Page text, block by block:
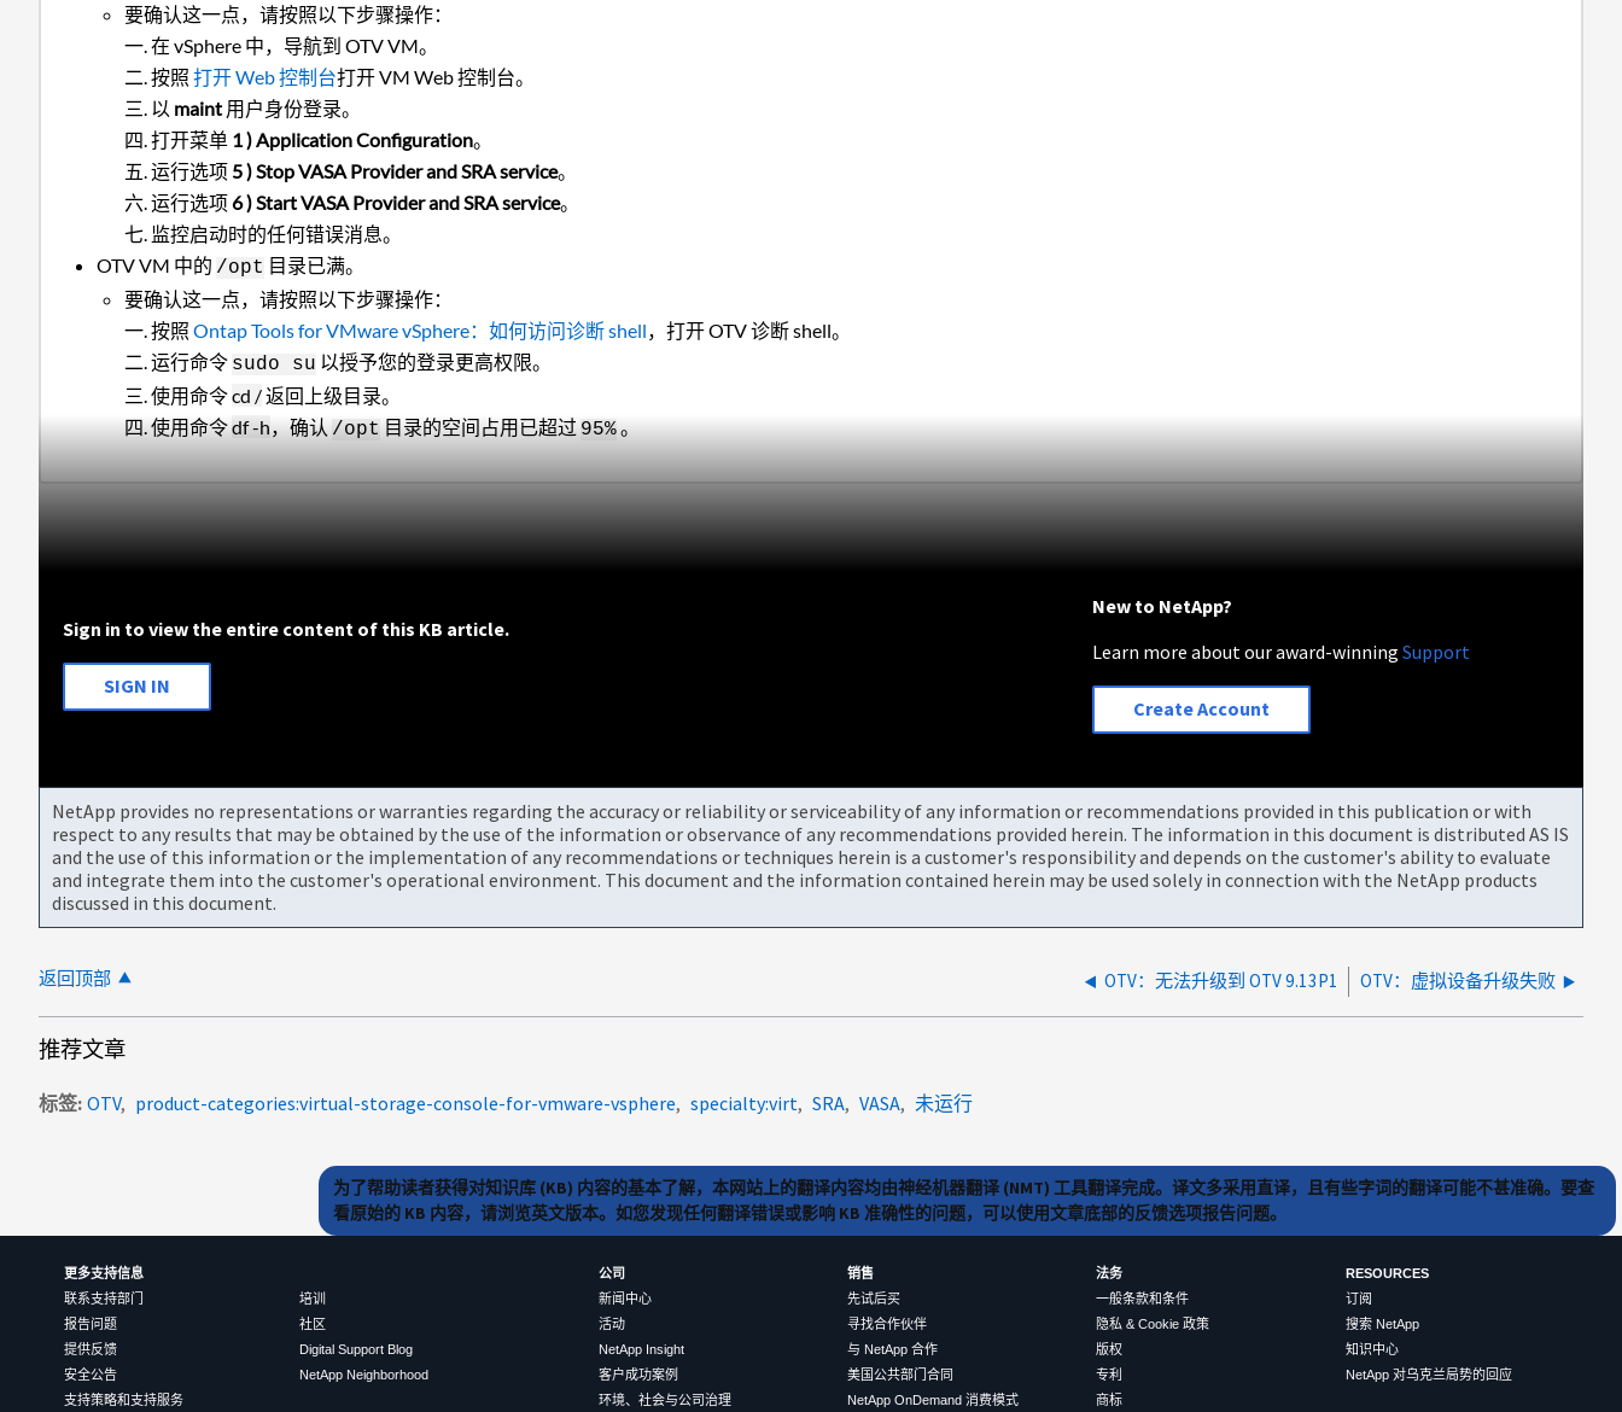
要确认这一点，请按照以下步骤操作：
在 vSphere 中，导航到 OTV VM。
按照打开 Web 控制台打开 VM Web 控制台。
以 maint 用户身份登录。
打开菜单 1 ) Application Configuration。
运行选项 5 ) Stop VASA Provider and SRA service。
运行选项 6 ) Start VASA Provider and SRA service。
监控启动时的任何错误消息。
OTV VM 中的 /opt 目录已满。
要确认这一点，请按照以下步骤操作：
按照Ontap Tools for VMware vSphere：如何访问诊断 shell，打开 OTV 诊断 shell。
运行命令 sudo su 以授予您的登录更高权限。
使用命令cd /返回上级目录。
使用命令df -h，确认/opt 目录的空间占用已超过95%。
Sign in to view the entire content of this KB article.
SIGN IN
New to NetApp?
Learn more about our award-winningSupport
Create Account
NetApp provides no representations or warranties regarding the accuracy or reliability or serviceability of any information or recommendations provided in this publication or with
respect to any results that may be obtained by the use of the information or observance of any recommendations provided herein. The information in this document is distributed AS IS
and the use of this information or the implementation of any recommendations or techniques herein is a customer's responsibility and depends on the customer's ability to evaluate
and integrate them into the customer's operational environment. This document and the information contained herein may be used solely in connection with the NetApp products
discussed in this document.
返回顶部 OTV：无法升级到 OTV 9.13P1 OTV：虚拟设备升级失败
推荐文章
标签 OTV product-categories:virtual-storage-console-for-vmware-vsphere specialty:virt SRA VASA 未运行
为了帮助读者获得对知识库 (KB) 内容的基本了解，本网站上的翻译内容均由神经机器翻译 (NMT) 工具翻译完成。译文多采用直译，且有些字词的翻译可能不甚准确。要查
看原始的 KB 内容，请浏览英文版本。如您发现任何翻译错误或影响 KB 准确性的问题，可以使用文章底部的反馈选项报告问题。
更多支持信息
联系支持部门
报告问题
提供反馈
安全公告
支持策略和支持服务
培训
社区
Digital Support Blog
NetApp Neighborhood
公司
新闻中心
活动
NetApp Insight
客户成功案例
环境、社会与公司治理
销售
先试后买
寻找合作伙伴
与 NetApp 合作
美国公共部门合同
NetApp OnDemand 消费模式
法务
一般条款和条件
隐私 & Cookie 政策
版权
专利
商标
RESOURCES
订阅
搜索 NetApp
知识中心
NetApp 对乌克兰局势的回应